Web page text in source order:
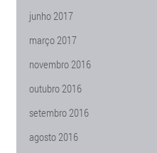
junho 2017
março 2017
novembro 2016
outubro 2016
setembro 2016
agosto 2016